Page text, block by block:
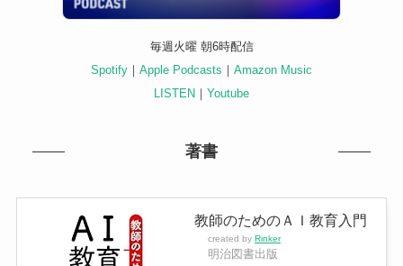
毎週火曜 朝6時配信
Spotify ｜ Apple Podcasts ｜ Amazon Music
LISTEN ｜ Youtube
著書
教師のためのＡＩ教育入門
created by Rinker
明治図書出版